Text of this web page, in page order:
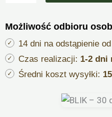
krzesło
i
fotel
ogrodowy
Możliwość odbioru
14 dni na odstąpienie
Czas realizacji: 1-2 dni
Średni koszt wysyłki: